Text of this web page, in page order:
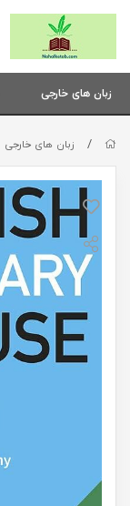
زبان های خارجی
/ زبان های خارجی